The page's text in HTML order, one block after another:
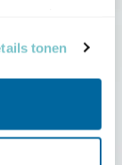
tonen
per jaar